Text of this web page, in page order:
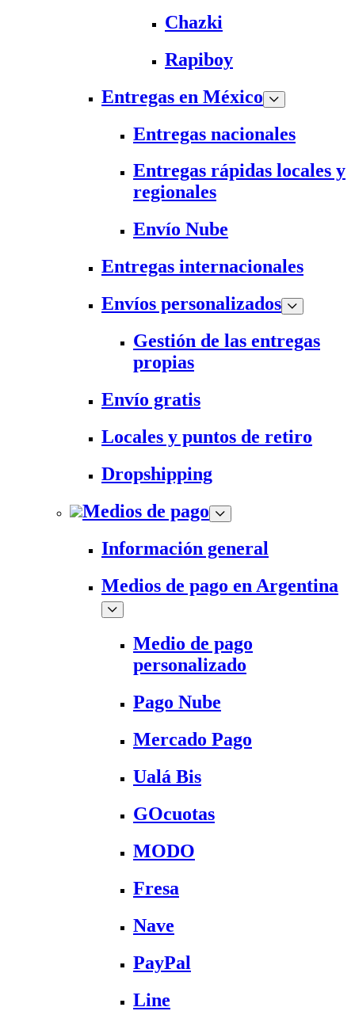
Chazki
Rapiboy
Entregas en México
Entregas nacionales
Entregas rápidas locales y
regionales
Envío Nube
Entregas internacionales
Envíos personalizados
Gestión de las entregas
propias
Envío gratis
Locales y puntos de retiro
Dropshipping
Medios de pago
Información general
Medios de pago en Argentina
Medio de pago
personalizado
Pago Nube
Mercado Pago
Ualá Bis
GOcuotas
MODO
Fresa
Nave
PayPal
Line